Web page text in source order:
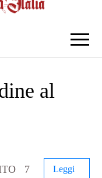
al
7
Leggi